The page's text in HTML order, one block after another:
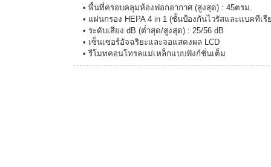
• พื้นที่ครอบคลุมห้องฟอกอากาศ (สูงสุด) : 45ตรม.
• แผ่นกรอง HEPA 4 in 1 (ชั้นป้องกันไวรัสและแบคทีเรี
• ระดับเสียง dB (ต่ำสุด/สูงสุด) : 25/56 dB
• เซ็นเซอร์อัจฉริยะและจอแสดงผล LCD
• รีโมทคอนโทรลแม่เหล็กแบบฟังก์ชั่นเต็ม